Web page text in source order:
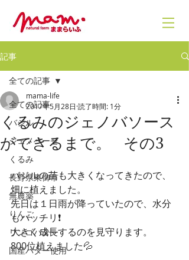
記事
全ての記事
バジル
ジェノベーゼ
くるみ
長野県東御市
無農薬
りんご
リンゴバター
国産バター使用
全ての記事
くるみのジェノバソース
ができるまで。 その3
mama-life
2017年5月28日 読了時間: 1分
バジルの苗も大きくなってきたので、
畑に植えました。
先日は１日雨が降っていたので、水分
もバッチリ❗
大きく成長するのを見守ります。
800位植えました💦